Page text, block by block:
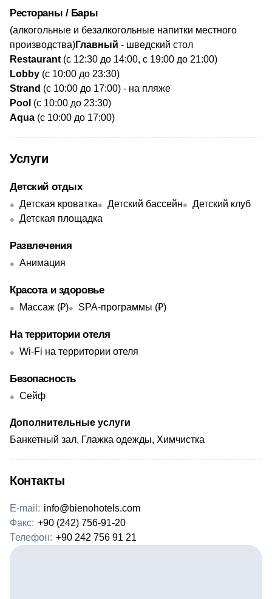
Рестораны / Бары
(алкогольные и безалкогольные напитки местного
производства)​Главный - шведский стол
Restaurant (с 12:30 до 14:00, с 19:00 до 21:00)
Lobby (с 10:00 до 23:30)
Strand (с 10:00 до 17:00) - на пляже
Pool (с 10:00 до 23:30)
Aqua (с 10:00 до 17:00)
Услуги
Детский отдых
Детская кроватка Детский бассейн
Детский клуб
Детская площадка
Развлечения
Анимация
Красота и здоровье
Массаж (₽) SPA-программы (₽)
На территории отеля
Wi-Fi на территории отеля
Безопасность
Сейф
Дополнительные услуги
Банкетный зал, Глажка одежды, Химчистка
Контакты
E-mail: info@bienohotels.com
Факс: +90 (242) 756-91-20
Телефон: +90 242 756 91 21